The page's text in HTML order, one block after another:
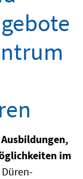
Ausbildungen,
im